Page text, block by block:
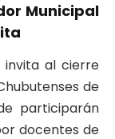
Municipal
invita al cierre
de
participarán
docentes de